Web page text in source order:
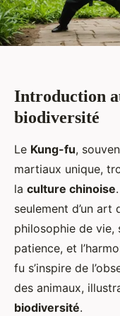
Introduction
biodiversité
Le Kung-fu,
martiaux unique,
la culture chinoise
seulement d’un art
philosophie de vie,
patience, et
fu s’inspire de
des animaux,
biodiversité.